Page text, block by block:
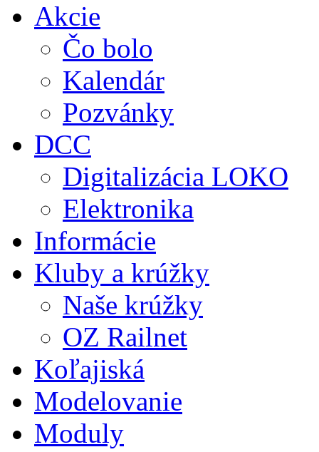
Akcie
Čo bolo
Kalendár
Pozvánky
DCC
Digitalizácia LOKO
Elektronika
Informácie
Kluby a krúžky
Naše krúžky
OZ Railnet
Koľajiská
Modelovanie
Moduly